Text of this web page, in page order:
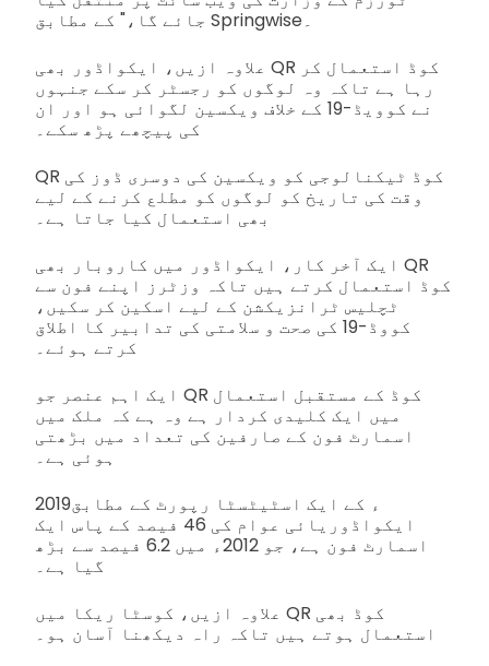
جائے گا،" کے مطابق Springwise۔
علاوہ ازیں، ایکواڈور بھی QR کوڈ استعمال کر
رہا ہے تاکہ وہ لوگوں کو رجسٹر کر سکے جنہوں
نے کوویڈ-19 کے خلاف ویکسین لگوائی ہو اور ان
کی پیچھے پڑھ سکے۔
QR کوڈ ٹیکنالوجی کو ویکسین کی دوسری ڈوز کی
وقت کی تاریخ کو لوگوں کو مطلع کرنے کے لیے
بھی استعمال کیا جاتا ہے۔
ایک آخر کار، ایکواڈور میں کاروبار بھی QR
کوڈ استعمال کرتے ہیں تاکہ وزٹرز اپنے فون سے
ٹچلیس ٹرانزیکشن کے لیے اسکین کر سکیں،
کووڈ-19 کی صحت و سلامتی کی تدابیر کا اطلاق
کرتے ہوئے۔
ایک اہم عنصر جو QR کوڈ کے مستقبل استعمال
میں ایک کلیدی کردار ہے وہ ہے کہ ملک میں
اسمارٹ فون کے صارفین کی تعداد میں بڑھتی
ہوئی ہے۔
2019ء کے ایک اسٹیٹسٹا رپورٹ کے مطابق
ایکواڈوریائی عوام کی 46 فیصد کے پاس ایک
اسمارٹ فون ہے، جو 2012ء میں 6.2 فیصد سے بڑھ
گیا ہے۔
علاوہ ازیں، کوسٹا ریکا میں QR کوڈ بھی
استعمال ہوتے ہیں تاکہ راہ دیکھنا آسان ہو۔